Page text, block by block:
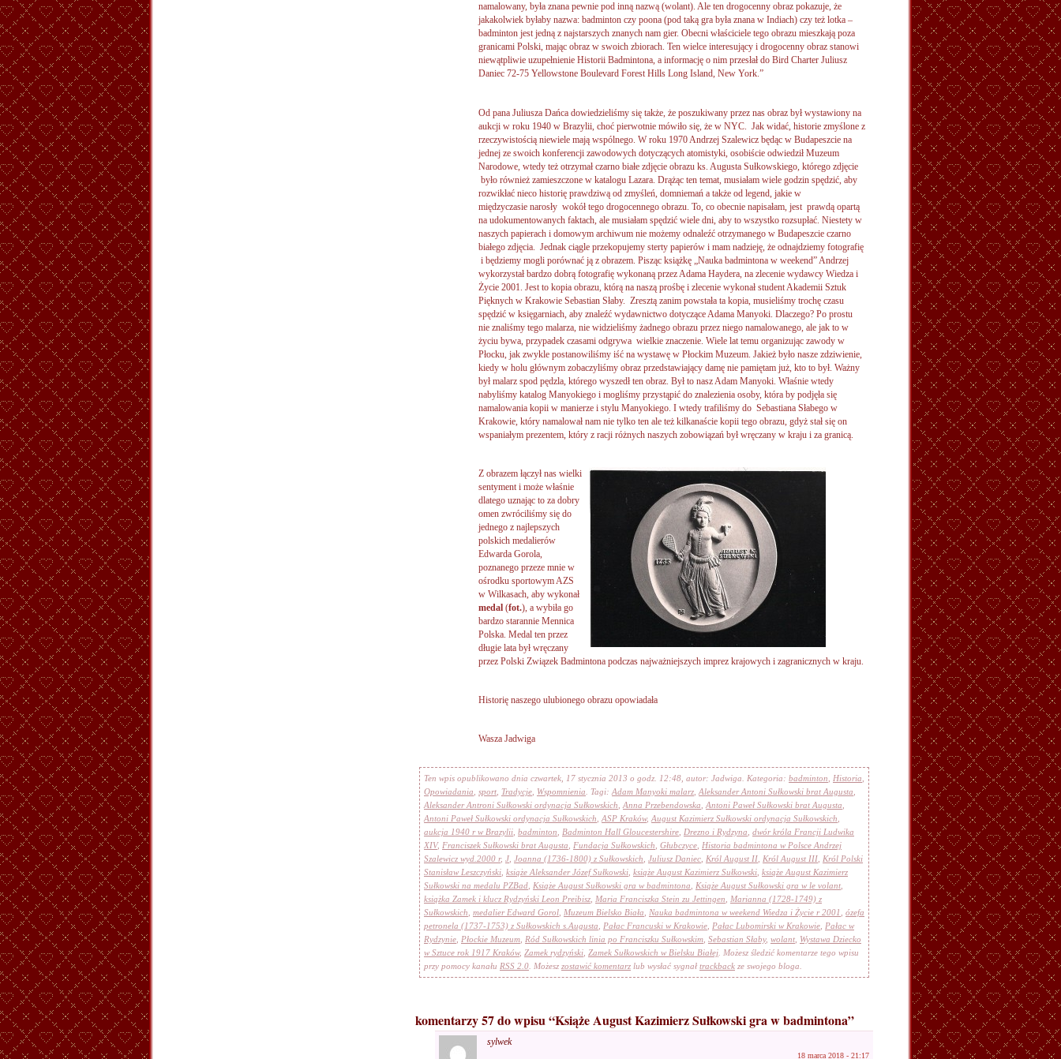
namalowany, była znana pewnie pod inną nazwą (wolant). Ale ten drogocenny obraz pokazuje, że
jakakolwiek byłaby nazwa: badminton czy poona (pod taką gra była znana w Indiach) czy też lotka –
badminton jest jedną z najstarszych znanych nam gier. Obecni właściciele tego obrazu mieszkają poza
granicami Polski, mając obraz w swoich zbiorach. Ten wielce interesujący i drogocenny obraz stanowi
niewątpliwie uzupełnienie Historii Badmintona, a informację o nim przesłał do Bird Charter Juliusz
Daniec 72-75 Yellowstone Boulevard Forest Hills Long Island, New York.”
Od pana Juliusza Dańca dowiedzieliśmy się także, że poszukiwany przez nas obraz był wystawiony na
aukcji w roku 1940 w Brazylii, choć pierwotnie mówiło się, że w NYC. Jak widać, historie zmyślone z
rzeczywistością niewiele mają wspólnego. W roku 1970 Andrzej Szalewicz będąc w Budapeszcie na
jednej ze swoich konferencji zawodowych dotyczących atomistyki, osobiście odwiedził Muzeum
Narodowe, wtedy też otrzymał czarno białe zdjęcie obrazu ks. Augusta Sułkowskiego, którego zdjęcie
było również zamieszczone w katalogu Lazara. Drążąc ten temat, musiałam wiele godzin spędzić, aby
rozwikłać nieco historię prawdziwą od zmyśleń, domniemań a także od legend, jakie w
międzyczasie narosły wokół tego drogocennego obrazu. To, co obecnie napisałam, jest prawdą opartą
na udokumentowanych faktach, ale musiałam spędzić wiele dni, aby to wszystko rozsupłać. Niestety w
naszych papierach i domowym archiwum nie możemy odnaleźć otrzymanego w Budapeszcie czarno
białego zdjęcia. Jednak ciągle przekopujemy sterty papierów i mam nadzieję, że odnajdziemy fotografię
i będziemy mogli porównać ją z obrazem. Pisząc książkę „Nauka badmintona w weekend” Andrzej
wykorzystał bardzo dobrą fotografię wykonaną przez Adama Haydera, na zlecenie wydawcy Wiedza i
Życie 2001. Jest to kopia obrazu, którą na naszą prośbę i zlecenie wykonał student Akademii Sztuk
Pięknych w Krakowie Sebastian Słaby. Zresztą zanim powstała ta kopia, musieliśmy trochę czasu
spędzić w księgarniach, aby znaleźć wydawnictwo dotyczące Adama Manyoki. Dlaczego? Po prostu
nie znaliśmy tego malarza, nie widzieliśmy żadnego obrazu przez niego namalowanego, ale jak to w
życiu bywa, przypadek czasami odgrywa wielkie znaczenie. Wiele lat temu organizując zawody w
Płocku, jak zwykle postanowiliśmy iść na wystawę w Płockim Muzeum. Jakież było nasze zdziwienie,
kiedy w holu głównym zobaczyliśmy obraz przedstawiający damę nie pamiętam już, kto to był. Ważny
był malarz spod pędzla, którego wyszedł ten obraz. Był to nasz Adam Manyoki. Właśnie wtedy
nabyliśmy katalog Manyokiego i mogliśmy przystąpić do znalezienia osoby, która by podjęła się
namalowania kopii w manierze i stylu Manyokiego. I wtedy trafiliśmy do Sebastiana Słabego w
Krakowie, który namalował nam nie tylko ten ale też kilkanaście kopii tego obrazu, gdyż stał się on
wspaniałym prezentem, który z racji różnych naszych zobowiązań był wręczany w kraju i za granicą.
Z obrazem łączyłnas wielki
sentyment i może właśnie
dlatego uznając to za dobry
omen zwróciliśmy się do
jednego z najlepszych
polskich medalierów
Edwarda Gorola,
poznanego przeze mnie w
ośrodku sportowym AZS
w Wilkasach, aby wykonał
medal (fot.), a wybiła go
bardzo starannie Mennica
Polska. Medal ten przez
długie lata był wręczany
przez Polski Związek Badmintona podczas najważniejszych imprez krajowych i zagranicznych w kraju.
Historię naszego ulubionego obrazu opowiadała
Wasza Jadwiga
Ten wpis opublikowano dnia czwartek, 17 stycznia 2013 o godz. 12:48, autor: Jadwiga. Kategoria: badminton Historia
Opowiadania sport Tradycje Wspomnienia . Tagi: Adam Manyoki malarz Aleksander Antoni Sułkowski brat Augusta
Aleksander Antroni Sułkowski ordynacja Sułkowskich Anna Przebendowska Antoni Paweł Sułkowski brat Augusta
Antoni Paweł Sułkowski ordynacja Sułkowskich ASP Kraków, August Kazimierz Sułkowski ordynacja Sułkowskich
aukcja 1940 r w Brazylii badminton Badminton Hall Gloucestershire Drezno i Rydzyna dwór króla Francji Ludwika
XIV, Franciszek Sułkowski brat Augusta Fundacja Sułkowskich Głubczyce Historia badmintona w Polsce Andrzej
Szalewicz wyd.2000 r, J Joanna (1736-1800) z Sułkowskich Juliusz Daniec Król August II Król August III Król Polski
Stanisław Leszczyński książe Aleksander Józef Sułkowski książe August Kazimierz Sułkowski książe August Kazimierz
Sułkowski na medalu PZBad Książe August Sułkowski gra w badmintona Książe August Sułkowski gra w le volant
książka Zamek i klucz Rydzyński Leon Preibisz Maria Franciszka Stein zu Jettingen
Marianna (1728-1749) z
Sułkowskich medalier Edward Gorol Muzeum Bielsko Biała Nauka badmintona w weekend Wiedza i Życie r 2001
ózefa
petronela (1737-1753) z Sułkowskich s.Augusta
Pałac Francuski w Krakowie Pałac Lubomirski w Krakowie Pałac w
Rydzynie Płockie Muzeum Ród Sułkowskich linia po Franciszku Sułkowskim Sebastian Słaby, wolant Wystawa Dziecko
w Sztuce rok 1917 Kraków, Zamek rydzyński Zamek Sułkowskich w Bielsku Białej . Możesz śledzić komentarze tego wpisu
przy pomocy kanału RSS 2.0 . Możesz zostawić komentarz lub wysłać sygnał trackback ze swojego bloga.
komentarzy 57 do wpisu “Książe August Kazimierz Sułkowski gra w badmintona”
sylwek
18 marca 2018 - 21:17